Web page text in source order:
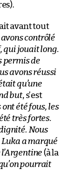
avant tout
avons contrôlé
qui jouait long.
permis de
avons réussi
qu’une
but, s’est
été fous, les
très fortes.
Nous
Luka a marqué
(à la
pourrait